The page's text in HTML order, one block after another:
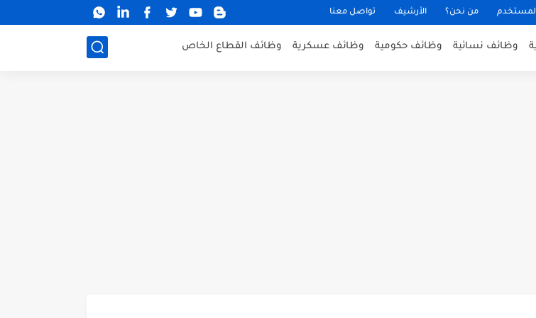
المستخدم من نحن؟ الأرشيف تواصل معنا
وظائف نسائية وظائف حكومية وظائف عسكرية وظائف القطاع الخاص